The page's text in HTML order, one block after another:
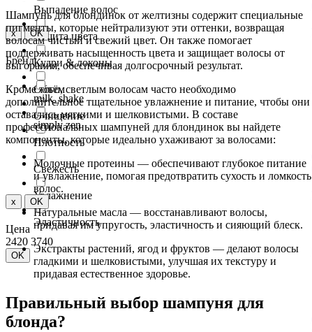
Выпадение волос
Защита цвета
Кудри & локоны
Объём
Очищение
Плотность
Свежесть
Увлажнение
Эластичность
x OK
Бренд
milk_shake
simply zen
x OK
Цена
2420 3740
OK
Шампунь для блондинок от желтизны содержит специальные
пигменты, которые нейтрализуют эти оттенки, возвращая
волосам чистый и свежий цвет. Он также помогает
поддерживать насыщенность цвета и защищает волосы от
выгорания, обеспечивая долгосрочный результат.
Кроме того, светлым волосам часто необходимо
дополнительное тщательное увлажнение и питание, чтобы они
оставались мягкими и шелковистыми. В составе
профессиональных шампуней для блондинок вы найдете
компоненты, которые идеально ухаживают за волосами:
Молочные протеины — обеспечивают глубокое питание
и увлажнение, помогая предотвратить сухость и ломкость
волос.
Натуральные масла — восстанавливают волосы,
придавая им упругость, эластичность и сияющий блеск.
Экстракты растений, ягод и фруктов — делают волосы
гладкими и шелковистыми, улучшая их текстуру и
придавая естественное здоровье.
Правильный выбор шампуня для
блонда?